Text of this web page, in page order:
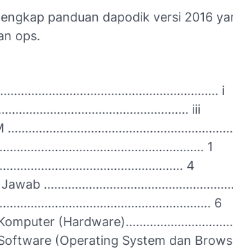
panduan dapodik versi 2016
ops.
i
iii
1
4
6
(Operating System dan